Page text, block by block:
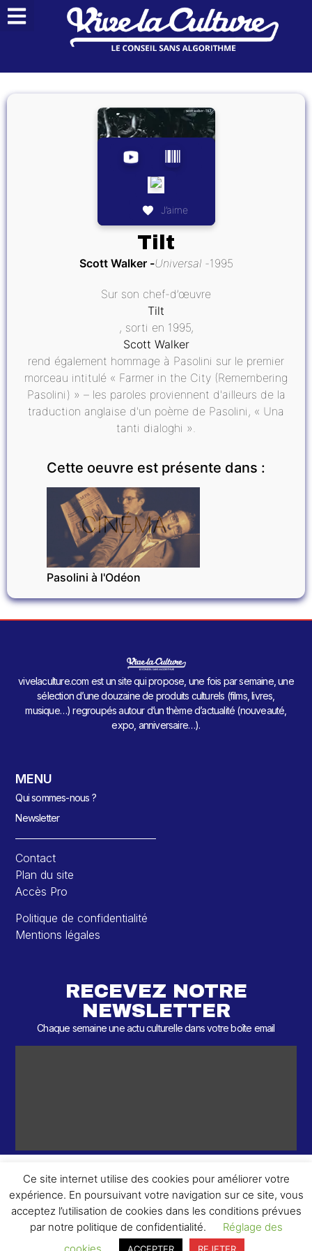
J’aime
Tilt
Scott Walker Universal 1995
Sur son chef-d’œuvre
Tilt
, sorti en 1995,
Scott Walker
rend également hommage à Pasolini sur le premier
morceau intitulé « Farmer in the City (Remembering
Pasolini) » – les paroles proviennent d'ailleurs de la
traduction anglaise d'un poème de Pasolini, « Una
tanti dialoghi ».
Cette oeuvre est présente dans :
CINÉMA
Pasolini à l'Odéon
vivelaculture.com est un site qui propose, une fois par semaine, une
sélection d’une douzaine de produits culturels (films, livres,
musique…) regroupés autour d’un thème d’actualité (nouveauté,
expo, anniversaire…).
MENU
Qui sommes-nous ?
Newsletter
Contact
Plan du site
Accès Pro
Politique de confidentialité
Mentions légales
RECEVEZ NOTRE
NEWSLETTER
Chaque semaine une actu culturelle dans votre boîte email
© 2026 – 2 ème Round – Tous droits réservés.
Ce site internet utilise des cookies pour améliorer votre
expérience. En poursuivant votre navigation sur ce site, vous
acceptez l’utilisation de cookies dans les conditions prévues
par notre politique de confidentialité.
Réglage des